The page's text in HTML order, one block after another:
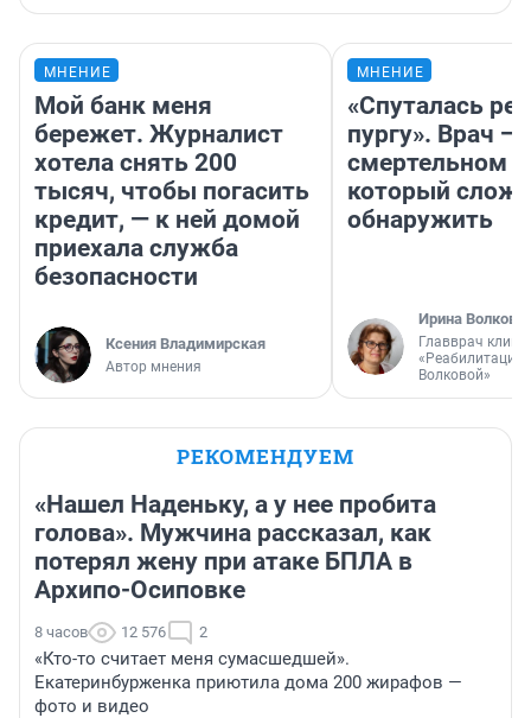
МНЕНИЕ
Мой банк меня
бережет. Журналист
хотела снять 200
тысяч, чтобы погасить
кредит, — к ней домой
приехала служба
безопасности
Ксения Владимирская
Автор мнения
МНЕНИЕ
«Спуталась
пургу». Врач —
смертельном
который
обнаружить
Ирина Волкова
Главврач
«Реабилитация
Волковой»
РЕКОМЕНДУЕМ
«Нашел Наденьку, а у нее пробита
голова». Мужчина рассказал, как
потерял жену при атаке БПЛА в
Архипо-Осиповке
8 часов 12 576 2
«Кто-то считает меня сумасшедшей».
Екатеринбурженка приютила дома 200 жирафов —
фото и видео